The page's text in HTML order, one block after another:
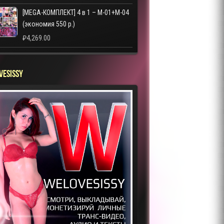
[MEGA-КОМПЛЕКТ] 4 в 1 – M-01+M-04
(экономия 550 р.)
₽4,269.00